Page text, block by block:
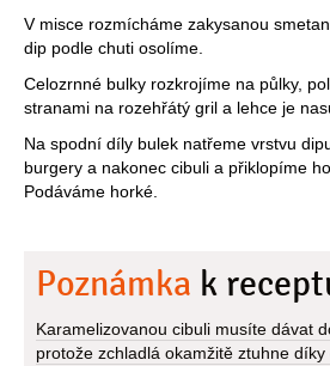
V misce rozmícháme zakysanou
dip podle chuti osolíme.
Celozrnné bulky rozkrojíme na půlky,
stranami na rozehřátý gril a lehce je
Na spodní díly bulek natřeme vrstvu
burgery a nakonec cibuli a přiklopíme
Podáváme horké.
Poznámka k
Karamelizovanou cibuli musíte dávat
protože zchladlá okamžitě ztuhne